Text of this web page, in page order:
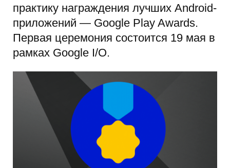
практику награждения лучших Android-
приложений — Google Play Awards.
Первая церемония состоится 19 мая в
рамках Google I/O.